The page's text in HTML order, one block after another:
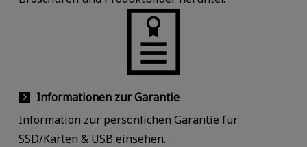
Informationen zur Garantie
Information zur persönlichen Garantie für
SSD/Karten & USB einsehen.